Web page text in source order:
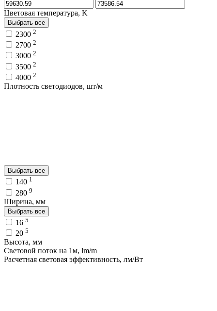
Цветовая температура, K
Выбрать все
2300 2
2700 2
3000 2
3500 2
4000 2
Плотность светодиодов, шт/м
Выбрать все
140 1
280 9
Ширина, мм
Выбрать все
16 5
20 5
Высота, мм
Световой поток на 1м, lm/m
Расчетная световая эффективность, лм/Вт